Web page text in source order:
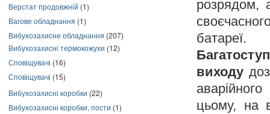
Верстат продовжній (1)
Вагове обладнання (1)
Вибухозахисне обладнання (207)
Вибухозахисні термокожухи (12)
Сповіщувачі (16)
Сповіщувачі (15)
Вибухозахисні коробки (22)
Вибухозахисні коробки, пости (1)
розрядом,
батареї.
виходу
цьому, на